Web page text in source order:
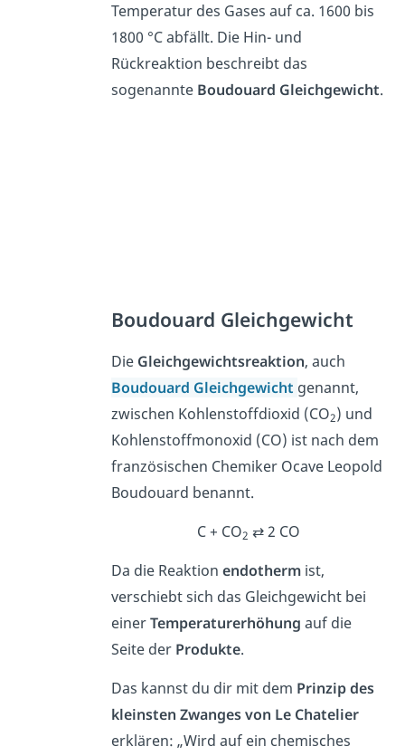
Temperatur des Gases auf ca. 1600 bis
1800 °C abfällt. Die Hin- und
Rückreaktion beschreibt das
sogenannte Boudouard Gleichgewicht.
Boudouard Gleichgewicht
Die Gleichgewichtsreaktion, auch
Boudouard Gleichgewicht genannt,
zwischen Kohlenstoffdioxid (CO2) und
Kohlenstoffmonoxid (CO) ist nach dem
französischen Chemiker Ocave Leopold
Boudouard benannt.
C + CO2 ⇄ 2 CO
Da die Reaktion endothermist,
verschiebt sich das Gleichgewicht bei
einerTemperaturerhöhung auf die
Seite derProdukte.
Das kannst du dir mit dem Prinzip des
kleinsten Zwanges von Le Chatelier
erklären: „Wird auf ein chemisches